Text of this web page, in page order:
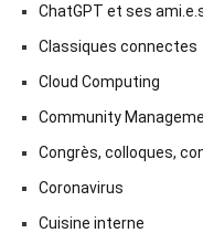
ChatGPT et ses
Classiques connectes
Cloud Computing
Community
Congrès, colloques,
Coronavirus
Cuisine interne